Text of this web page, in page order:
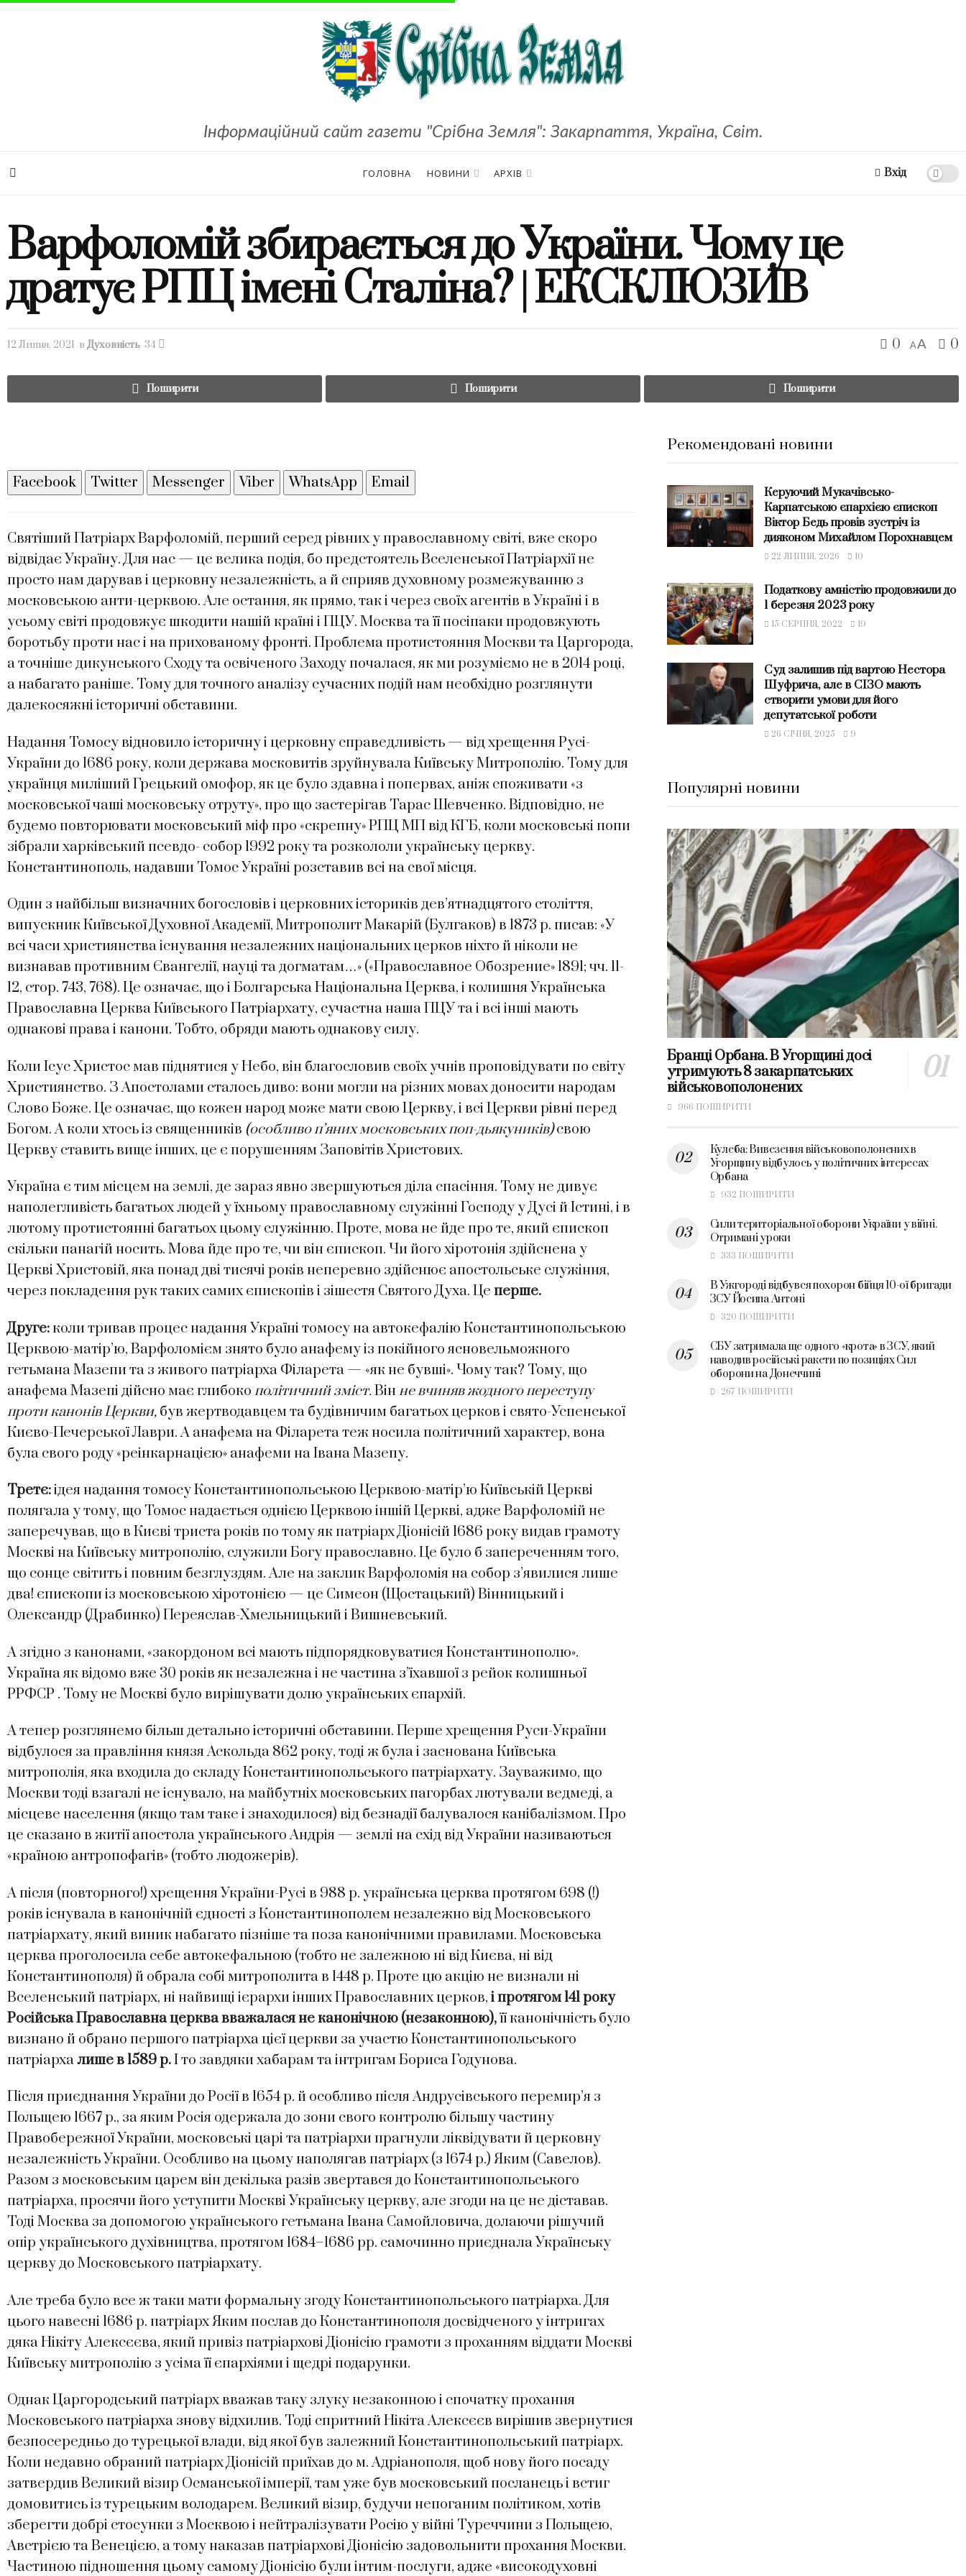
Інформаційний сайт газети "Срібна Земля": Закарпаття, Україна, Світ.
ГОЛОВНА НОВИНИ АРХІВ Вхід
Варфоломій збирається до України. Чому це
дратує РПЦ імені Сталіна? | ЕКСКЛЮЗИВ
12 Липня, 2021 в Духовність 34 0 AA 0
Поширити Поширити Поширити
Facebook Twitter Messenger Viber WhatsApp Email
Святіший Патріарх Варфоломій, перший серед рівних у православному світі, вже скоро
відвідає Україну. Для нас — це велика подія, бо предстоятель Вселенської Патріархії не
просто нам дарував і церковну незалежність, а й сприяв духовному розмежуванню з
московською анти-церквою. Але остання, як прямо, так і через своїх агентів в Україні і в
усьому світі продовжує шкодити нашій країні і ПЦУ. Москва та її посіпаки продовжують
боротьбу проти нас і на прихованому фронті. Проблема протистояння Москви та Царгорода,
а точніше дикунського Сходу та освіченого Заходу почалася, як ми розуміємо не в 2014 році,
а набагато раніше. Тому для точного аналізу сучасних подій нам необхідно розглянути
далекосяжні історичні обставини.
Надання Томосу відновило історичну і церковну справедливість — від хрещення Русі-
України до 1686 року, коли держава московитів зруйнувала Київську Митрополію. Тому для
українця миліший Грецький омофор, як це було здавна і попервах, аніж споживати «з
московської чаші московську отруту», про що застерігав Тарас Шевченко. Відповідно, не
будемо повторювати московський міф про «скрепну» РПЦ МП від КГБ, коли московські попи
зібрали харківський псевдо- собор 1992 року та розкололи українську церкву.
Константинополь, надавши Томос Україні розставив всі на свої місця.
Один з найбільш визначних богословів і церковних істориків дев’ятнадцятого століття,
випускник Київської Духовної Академії, Митрополит Макарій (Булгаков) в 1873 р. писав: «У
всі часи християнства існування незалежних національних церков ніхто й ніколи не
визнавав противним Євангелії, науці та догматам…» («Православное Обозрение» 1891; чч. 11-
12, стор. 743, 768). Це означає, що і Болгарська Національна Церква, і колишня Українська
Православна Церква Київського Патріархату, сучастна наша ПЦУ та і всі інші мають
однакові права і канони. Тобто, обряди мають однакову силу.
Коли Ісус Христос мав піднятися у Небо, він благословив своїх учнів проповідувати по світу
Християнство. З Апостолами сталось диво: вони могли на різних мовах доносити народам
Слово Боже. Це означає, що кожен народ може мати свою Церкву, і всі Церкви рівні перед
Богом. А коли хтось із священників (особливо п’яних московських поп-дьякуників)свою
Церкву ставить вище інших, це є порушенням Заповітів Христових.
Україна є тим місцем на землі, де зараз явно звершуються діла спасіння. Тому не дивує
наполегливість багатьох людей у їхньому православному служінні Господу у Дусі й Істині, і в
лютому протистоянні багатьох цьому служінню. Проте, мова не йде про те, який єпископ
скільки панагій носить. Мова йде про те, чи він єпископ. Чи його хіротонія здійснена у
Церкві Христовій, яка понад дві тисячі років неперевно здійснює апостольське служіння,
через покладення рук таких самих єпископів і зішестя Святого Духа. Це перше.
Друге:коли тривав процес надання Україні томосу на автокефалію Константинопольською
Церквою-матір’ю, Варфоломієм знято було анафему із покійного ясновельможного
гетьмана Мазепи та з живого патріарха Філарета — «як не бувші». Чому так? Тому, що
анафема Мазепі дійсно має глибоко політичний зміст.Вінне вчиняв жодного переступу
проти канонів Церкви, був жертводавцем та будівничим багатьох церков і свято-Успенської
Києво-Печерської Лаври. А анафема на Філарета теж носила політичний характер, вона
була свого роду «реінкарнацією» анафеми на Івана Мазепу.
Третє:ідея надання томосу Константинопольською Церквою-матір’ю Київській Церкві
полягала у тому, що Томос надається однією Церквою іншій Церкві, адже Варфоломій не
заперечував, що в Києві триста років по тому як патріарх Діонісій 1686 року видав грамоту
Москві на Київську митрополію, служили Богу православно. Це було б запереченням того,
що сонце світить і повним безглуздям. Але на заклик Варфоломія на собор з’явилися лише
два! єпископи із московською хіротонією — це Симеон (Щостацький) Вінницький і
Олександр (Драбинко) Переяслав-Хмельницький і Вишневський.
А згідно з канонами, «закордоном всі мають підпорядковуватися Константинополю».
Україна як відомо вже 30 років як незалежна і не частина з’їхавшої з рейок колишньої
РРФСР . Тому не Москві було вирішувати долю українських єпархій.
А тепер розглянемо більш детально історичні обставини. Перше хрещення Руси-України
відбулося за правління князя Аскольда 862 року, тоді ж була і заснована Київська
митрополія, яка входила до складу Константинопольського патріархату. Зауважимо, що
Москви тоді взагалі не існувало, на майбутніх московських пагорбах лютували ведмеді, а
місцеве населення (якщо там таке і знаходилося) від безнадії балувалося канібалізмом. Про
це сказано в житії апостола українського Андрія — землі на схід від України називаються
«країною антропофагів» (тобто людожерів).
А після (повторного!) хрещення України-Русі в 988 р. українська церква протягом 698 (!)
років існувала в канонічній єдності з Константинополем незалежно від Московського
патріархату, який виник набагато пізніше та поза канонічними правилами. Московська
церква проголосила себе автокефальною (тобто не залежною ні від Києва, ні від
Константинополя) й обрала собі митрополита в 1448 р. Проте цю акцію не визнали ні
Вселенський патріарх, ні найвищі ієрархи інших Православних церков, і протягом 141 року
Російська Православна церква вважалася не канонічною (незаконною),її канонічність було
визнано й обрано першого патріарха цієї церкви за участю Константинопольського
патріархалише в 1589 р.І то завдяки хабарам та інтригам Бориса Годунова.
Після приєднання України до Росії в 1654 р. й особливо після Андрусівського перемир’я з
Польщею 1667 р., за яким Росія одержала до зони свого контролю більшу частину
Правобережної України, московські царі та патріархи прагнули ліквідувати й церковну
незалежність України. Особливо на цьому наполягав патріарх (з 1674 р.) Яким (Савелов).
Разом з московським царем він декілька разів звертався до Константинопольського
патріарха, просячи його уступити Москві Українську церкву, але згоди на це не діставав.
Тоді Москва за допомогою українського гетьмана Івана Самойловича, долаючи рішучий
опір українського духівництва, протягом 1684–1686 рр. самочинно приєднала Українську
церкву до Московського патріархату.
Але треба було все ж таки мати формальну згоду Константинопольського патріарха. Для
цього навесні 1686 р. патріарх Яким послав до Константинополя досвідченого у інтригах
дяка Нікіту Алексєєва, який привіз патріархові Діонісію грамоти з проханням віддати Москві
Київську митрополію з усіма її єпархіями і щедрі подарунки.
Однак Царгородський патріарх вважав таку злуку незаконною і спочатку прохання
Московського патріарха знову відхилив. Тоді спритний Нікіта Алексєєв вирішив звернутися
безпосередньо до турецької влади, від якої був залежний Константинопольський патріарх.
Коли недавно обраний патріарх Діонісій приїхав до м. Адріанополя, щоб нову його посаду
затвердив Великий візир Османської імперії, там уже був московський посланець і встиг
домовитись із турецьким володарем. Великий візир, будучи непоганим політиком, хотів
зберегти добрі стосунки з Москвою і нейтралізувати Росію у війні Туреччини з Польщею,
Австрією та Венецією, а тому наказав патріархові Діонісію задовольнити прохання Москви.
Частиною підношення цьому самому Діонісію були інтим-послуги, адже «високодуховні
Рекомендовані новини
Керуючий Мукачівсько-
Карпатською єпархією єпископ
Віктор Бедь провів зустріч із
дияконом Михайлом Порохнавцем
22 ЛИПНЯ, 2026 10
Податкову амністію продовжили до
1 березня 2023 року
15 СЕРПНЯ, 2022 19
Суд залишив під вартою Нестора
Шуфрича, але в СІЗО мають
створити умови для його
депутатської роботи
26 СІЧНЯ, 2025 9
Популярні новини
Бранці Орбана. В Угорщині досі
утримують 8 закарпатських
військовополонених
966 ПОШИРИТИ
Кулеба: Вивезення військовополонених в
Угорщину відбулось у політичних інтересах
Орбана
932 ПОШИРИТИ
Сили територіальної оборони України у війні.
Отримані уроки
333 ПОШИРИТИ
В Ужгороді відбувся похорон бійця 10-ої бригади
ЗСУ Йосипа Антоні
320 ПОШИРИТИ
СБУ затримала ще одного «крота» в ЗСУ, який
наводив російські ракети по позиціях Сил
оборони на Донеччині
267 ПОШИРИТИ